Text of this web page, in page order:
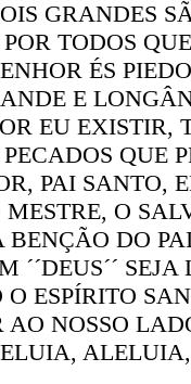
GRANDES
TODOS
ÉS
E
EU EXISTIR,
QUE
PAI SANTO,
O
BENÇÃO DO
´´DEUS´´
ESPÍRITO
AO NOSSO